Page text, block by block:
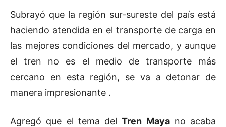
Subrayó que la región sur-sureste del país está
haciendo atendida en el transporte de carga en
las mejores condiciones del mercado, y aunque
el tren no es el medio de transporte más
cercano en esta región, se va a detonar de
manera impresionante .
Agregó que el tema delTren Mayano acaba